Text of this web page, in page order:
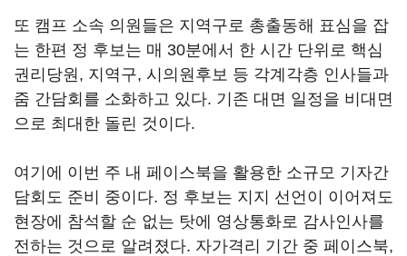
또 캠프 소속 의원들은 지역구로 총출동해 표심을 잡
는 한편 정 후보는 매 30분에서 한 시간 단위로 핵심
권리당원, 지역구, 시의원후보 등 각계각층 인사들과
줌 간담회를 소화하고 있다. 기존 대면 일정을 비대면
으로 최대한 돌린 것이다.
여기에 이번 주 내 페이스북을 활용한 소규모 기자간
담회도 준비 중이다. 정 후보는 지지 선언이 이어져도
현장에 참석할 순 없는 탓에 영상통화로 감사인사를
전하는 것으로 알려졌다. 자가격리 기간 중 페이스북,